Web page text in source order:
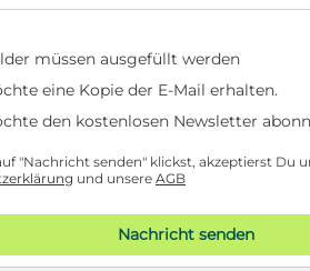
müssen ausgefüllt werden
eine Kopie der E-Mail erhalten.
den kostenlosen Newsletter
"Nachricht senden" klickst, akzeptierst Du
und unsere AGB
Nachricht senden